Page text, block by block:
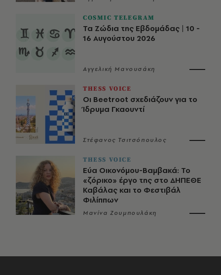
COSMIC TELEGRAM
Τα Ζώδια της Εβδομάδας | 10 -
16 Αυγούστου 2026
Αγγελική Μανουσάκη
THESS VOICE
Οι Beetroot σχεδιάζουν για το
Ίδρυμα Γκαουντί
Στέφανος Τσιτσόπουλος
THESS VOICE
Εύα Οικονόμου-Βαμβακά: Το
«ζόρικο» έργο της στο ΔΗΠΕΘΕ
Καβάλας και το Φεστιβάλ
Φιλίππων
Μανίνα Ζουμπουλάκη